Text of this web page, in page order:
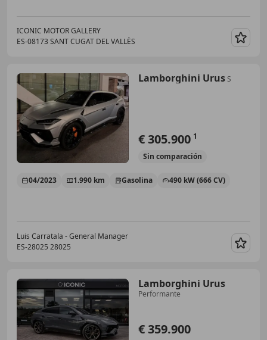
ICONIC MOTOR GALLERY
ES-08173 SANT CUGAT DEL VALLÈS
Lamborghini UrusS
€ 305.900 1
Sin comparación
04/2023 1.990 km Gasolina 490 kW (666 CV)
Luis Carratala - General Manager
ES-28025 28025
Lamborghini Urus
Performante
€ 359.900